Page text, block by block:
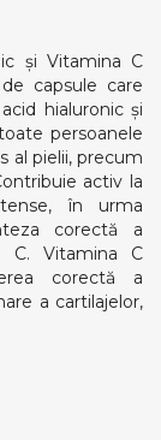
și Vitamina C
capsule care
hialuronic și
persoanele
al pielii, precum
activ la
în urma
corectă a
C. Vitamina C
corectă a
a cartilajelor,